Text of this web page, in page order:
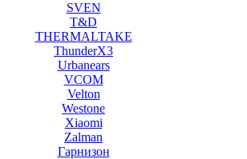
SVEN
T&D
THERMALTAKE
ThunderX3
Urbanears
VCOM
Velton
Westone
Xiaomi
Zalman
Гарнизон